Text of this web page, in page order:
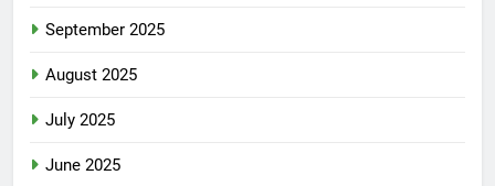
September 2025
August 2025
July 2025
June 2025